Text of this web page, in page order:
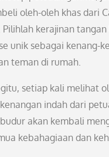
oleh-oleh khas dari
Pilihlah kerajinan
unik sebagai kenang-
teman di rumah.
setiap kali melihat
indah dari
akan kembali
kebahagiaan dan